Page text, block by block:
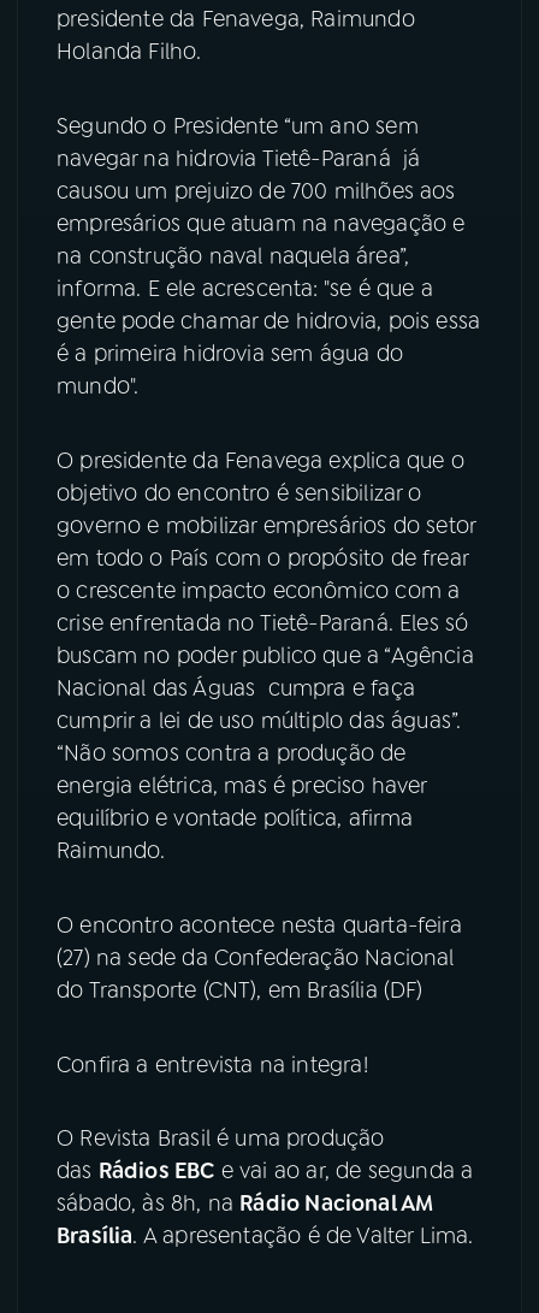
08FESTIVAL DE MÚSICA
Facebook
TikTok
presidente da Fenavega, Raimundo
Holanda Filho.
Segundo o Presidente “um ano sem
navegar na hidrovia Tietê-Paraná já
causou um prejuizo de 700 milhões aos
empresários que atuam na navegação e
na construção naval naquela área”,
informa. E ele acrescenta: "se é que a
gente pode chamar de hidrovia, pois essa
é a primeira hidrovia sem água do
mundo".
O presidente da Fenavega explica que o
objetivo do encontro é sensibilizar o
governo e mobilizar empresários do setor
em todo o País com o propósito de frear
o crescente impacto econômico com a
crise enfrentada no Tietê-Paraná. Eles só
buscam no poder publico que a “Agência
Nacional das Águas cumpra e faça
cumprir a lei de uso múltiplo das águas”.
“Não somos contra a produção de
energia elétrica, mas é preciso haver
equilíbrio e vontade política, afirma
Raimundo.
O encontro acontece nesta quarta-feira
(27) na sede da Confederação Nacional
do Transporte (CNT), em Brasília (DF)
Confira a entrevista na integra!
O Revista Brasil é uma produção
das Rádios EBC e vai ao ar, de segunda a
sábado, às 8h, na Rádio Nacional AM
Brasília. A apresentação é de Valter Lima.